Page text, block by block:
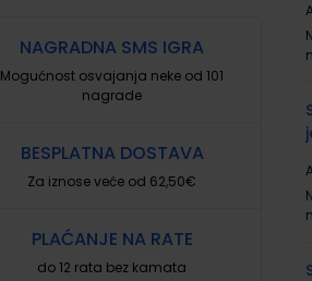
NAGRADNA SMS IGRA
Mogućnost osvajanja neke od 101
nagrade
BESPLATNA DOSTAVA
Za iznose veće od 62,50€
PLAĆANJE NA RATE
do 12 rata bez kamata